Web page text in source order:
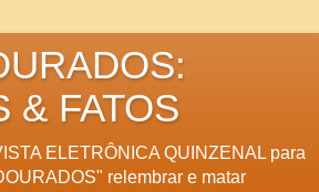
& FATOS
ELETRÔNICA QUINZENAL para
relembrar e matar